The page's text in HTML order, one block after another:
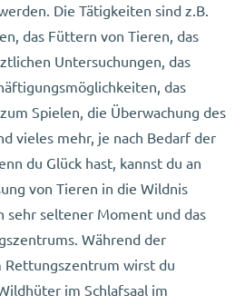
Die Tätigkeiten sind z.B.
das Füttern von Tieren, das
Untersuchungen, das
das
Spielen, die Überwachung des
vieles mehr, je nach Bedarf der
du Glück hast, kannst du an
von Tieren in die Wildnis
sehr seltener Moment und das
Während der
wirst du
im Schlafsaal im